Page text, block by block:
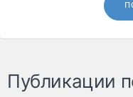
Публикации